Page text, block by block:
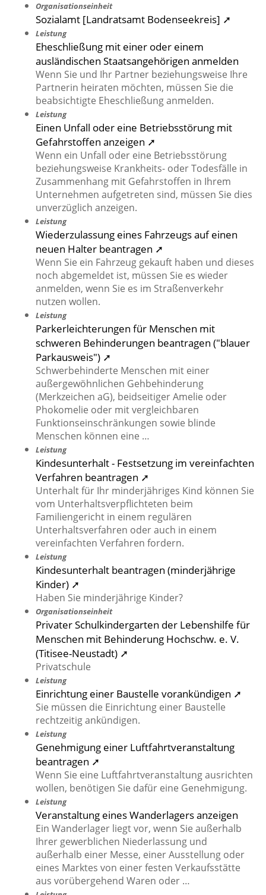
Organisationseinheit
Sozialamt [Landratsamt Bodenseekreis] ➚
Leistung
Eheschließung mit einer oder einem
ausländischen Staatsangehörigen anmelden
Wenn Sie und Ihr Partner beziehungsweise Ihre
Partnerin heiraten möchten, müssen Sie die
beabsichtigte Eheschließung anmelden.
Leistung
Einen Unfall oder eine Betriebsstörung mit
Gefahrstoffen anzeigen ➚
Wenn ein Unfall oder eine Betriebsstörung
beziehungsweise Krankheits- oder Todesfälle in
Zusammenhang mit Gefahrstoffen in Ihrem
Unternehmen aufgetreten sind, müssen Sie dies
unverzüglich anzeigen.
Leistung
Wiederzulassung eines Fahrzeugs auf einen
neuen Halter beantragen ➚
Wenn Sie ein Fahrzeug gekauft haben und dieses
noch abgemeldet ist, müssen Sie es wieder
anmelden, wenn Sie es im Straßenverkehr
nutzen wollen.
Leistung
Parkerleichterungen für Menschen mit
schweren Behinderungen beantragen ("blauer
Parkausweis") ➚
Schwerbehinderte Menschen mit einer
außergewöhnlichen Gehbehinderung
(Merkzeichen aG), beidseitiger Amelie oder
Phokomelie oder mit vergleichbaren
Funktionseinschränkungen sowie blinde
Menschen können eine …
Leistung
Kindesunterhalt - Festsetzung im vereinfachten
Verfahren beantragen ➚
Unterhalt für Ihr minderjähriges Kind können Sie
vom Unterhaltsverpflichteten beim
Familiengericht in einem regulären
Unterhaltsverfahren oder auch in einem
vereinfachten Verfahren fordern.
Leistung
Kindesunterhalt beantragen (minderjährige
Kinder) ➚
Haben Sie minderjährige Kinder?
Organisationseinheit
Privater Schulkindergarten der Lebenshilfe für
Menschen mit Behinderung Hochschw. e. V.
(Titisee-Neustadt) ➚
Privatschule
Leistung
Einrichtung einer Baustelle vorankündigen ➚
Sie müssen die Einrichtung einer Baustelle
rechtzeitig ankündigen.
Leistung
Genehmigung einer Luftfahrtveranstaltung
beantragen ➚
Wenn Sie eine Luftfahrtveranstaltung ausrichten
wollen, benötigen Sie dafür eine Genehmigung.
Leistung
Veranstaltung eines Wanderlagers anzeigen
Ein Wanderlager liegt vor, wenn Sie außerhalb
Ihrer gewerblichen Niederlassung und
außerhalb einer Messe, einer Ausstellung oder
eines Marktes von einer festen Verkaufsstätte
aus vorübergehend Waren oder …